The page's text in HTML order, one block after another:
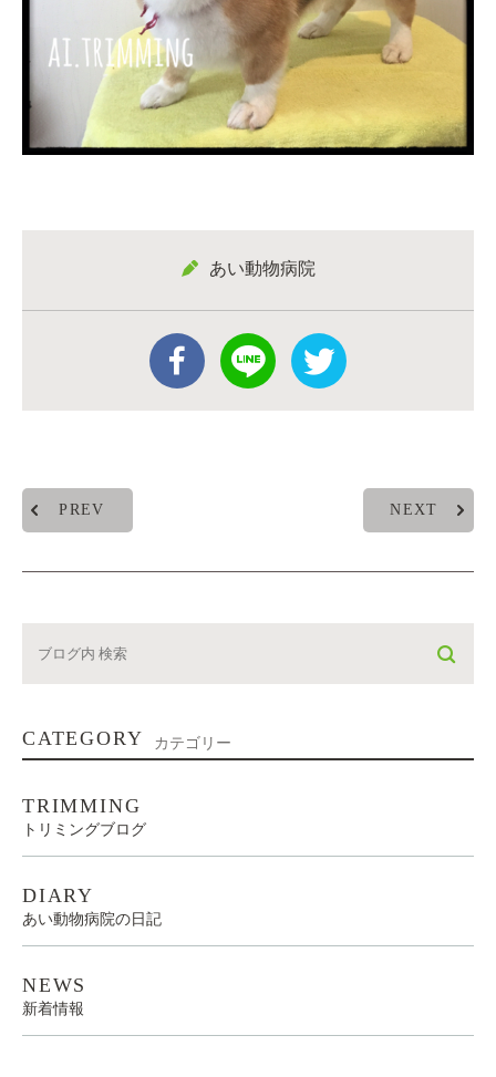
あい動物病院
PREV NEXT
CATEGORY カテゴリー
TRIMMING
トリミングブログ
DIARY
あい動物病院の日記
NEWS
新着情報